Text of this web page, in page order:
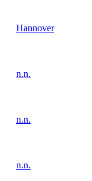
Hannover
n.n.
n.n.
n.n.